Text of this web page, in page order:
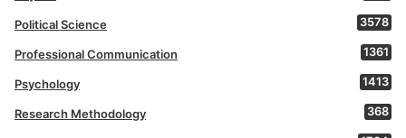
Political Science 3578
Professional Communication 1361
Psychology 1413
Research Methodology 368